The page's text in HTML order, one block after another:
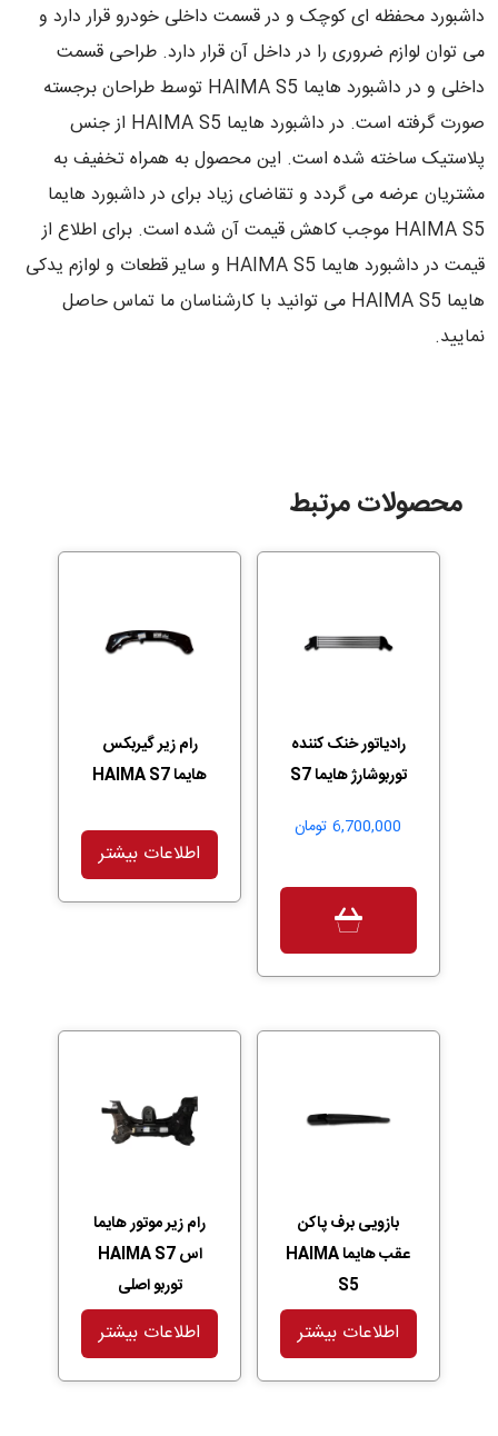
داشبورد محفظه ای کوچک و در قسمت داخلی خودرو قرار دارد و
می توان لوازم ضروری را در داخل آن قرار دارد. طراحی قسمت
داخلی و در داشبورد هایما HAIMA S5 توسط طراحان برجسته
صورت گرفته است. در داشبورد هایما HAIMA S5 از جنس
پلاستیک ساخته شده است. این محصول به همراه تخفیف به
مشتریان عرضه می گردد و تقاضای زیاد برای در داشبورد هایما
HAIMA S5 موجب کاهش قیمت آن شده است. برای اطلاع از
قیمت در داشبورد هایما HAIMA S5 و سایر قطعات و لوازم یدکی
هایما HAIMA S5 می توانید با کارشناسان ما تماس حاصل
نمایید.
محصولات مرتبط
رادیاتور خنک کننده
توربوشارژ هایما S7
6,700,000 تومان
رام زیر گیربکس
هایما HAIMA S7
اطلاعات بیشتر
بازویی برف پاکن
عقب هایما HAIMA
S5
اطلاعات بیشتر
رام زیر موتور هایما
اس HAIMA S7
توربو اصلی
اطلاعات بیشتر